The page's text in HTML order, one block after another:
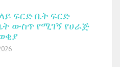
ፍርድ ቤት ፍርድ
ውስጥ የሚገኝ የሀራጅ